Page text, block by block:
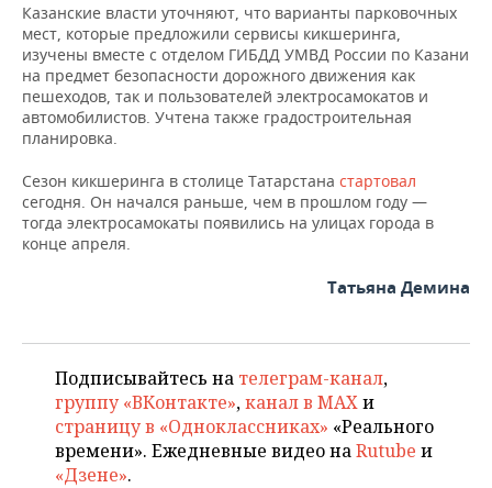
Казанские власти уточняют, что варианты парковочных
мест, которые предложили сервисы кикшеринга,
изучены вместе с отделом ГИБДД УМВД России по Казани
на предмет безопасности дорожного движения как
пешеходов, так и пользователей электросамокатов и
автомобилистов. Учтена также градостроительная
планировка.
Сезон кикшеринга в столице Татарстана стартовал
сегодня. Он начался раньше, чем в прошлом году —
тогда электросамокаты появились на улицах города в
конце апреля.
Татьяна Демина
Подписывайтесь на телеграм-канал,
группу «ВКонтакте»,канал в MAXи
страницу в «Одноклассниках» «Реального
времени». Ежедневные видео наRutube и
«Дзене».